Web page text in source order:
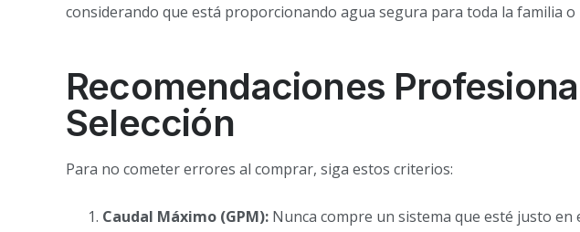
considerando que está proporcionando agua segura para toda la familia
Recomendaciones
Selección
Para no cometer errores al comprar, siga estos criterios:
Caudal Máximo (GPM): Nunca compre un sistema que esté justo en